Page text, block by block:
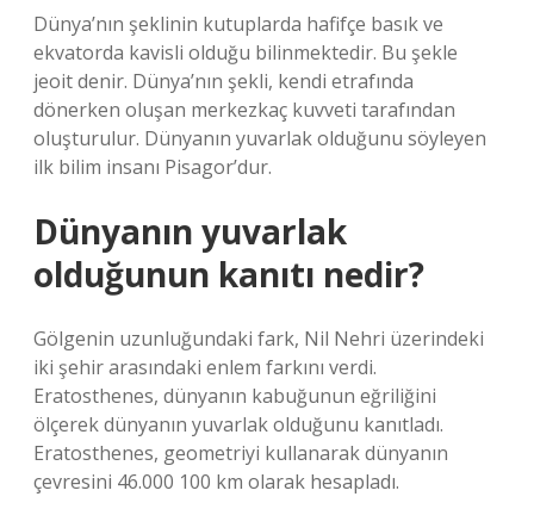
Dünya’nın şeklinin kutuplarda hafifçe basık ve
ekvatorda kavisli olduğu bilinmektedir. Bu şekle
jeoit denir. Dünya’nın şekli, kendi etrafında
dönerken oluşan merkezkaç kuvveti tarafından
oluşturulur. Dünyanın yuvarlak olduğunu söyleyen
ilk bilim insanı Pisagor’dur.
Dünyanın yuvarlak
olduğunun kanıtı nedir?
Gölgenin uzunluğundaki fark, Nil Nehri üzerindeki
iki şehir arasındaki enlem farkını verdi.
Eratosthenes, dünyanın kabuğunun eğriliğini
ölçerek dünyanın yuvarlak olduğunu kanıtladı.
Eratosthenes, geometriyi kullanarak dünyanın
çevresini 46.000 100 km olarak hesapladı.